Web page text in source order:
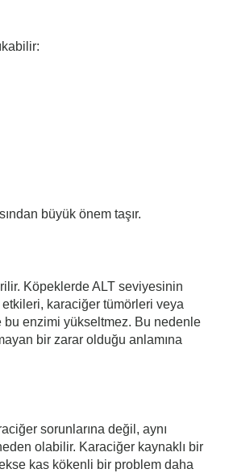
büyük önem taşır.
Köpeklerde ALT seviyesinin
karaciğer tümörleri veya
enzimi yükseltmez. Bu nedenle
bir zarar olduğu anlamına
sorunlarına değil, aynı
olabilir. Karaciğer kaynaklı bir
kas kökenli bir problem daha